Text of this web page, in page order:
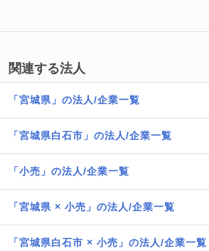
関連する法人
「宮城県」の法人/企業一覧
「宮城県白石市」の法人/企業一覧
「小売」の法人/企業一覧
「宮城県 × 小売」の法人/企業一覧
「宮城県白石市 × 小売」の法人/企業一覧